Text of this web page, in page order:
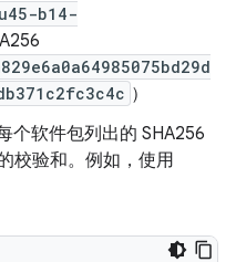
b14-
）
个软件包列出的 SHA256
校验和。例如，使用